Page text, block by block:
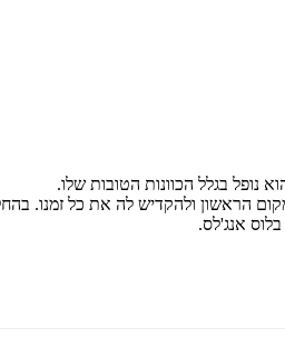
נופל בגלל הכוונות הטובות שלו.
ולהקדיש לה את כל זמנו.
אנג'לס.